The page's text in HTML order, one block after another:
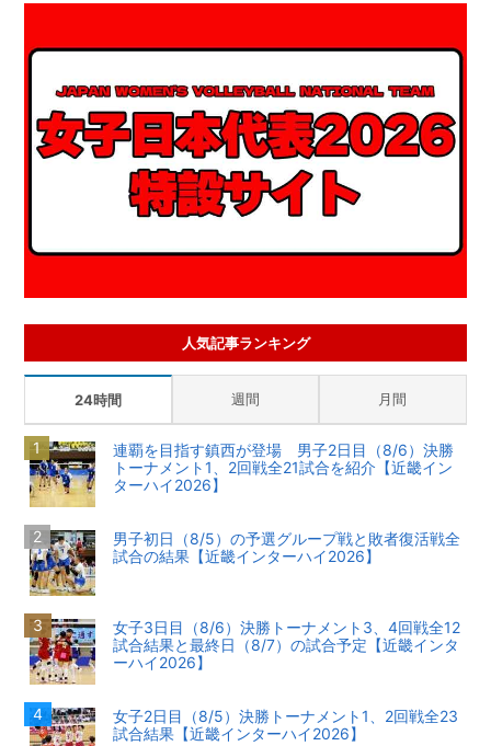
人気記事ランキング
24時間 週間 月間
連覇を目指す鎮西が登場 男子2日目（8/6）決勝
トーナメント1、2回戦全21試合を紹介【近畿イン
ターハイ2026】
男子初日（8/5）の予選グループ戦と敗者復活戦全
試合の結果【近畿インターハイ2026】
女子3日目（8/6）決勝トーナメント3、4回戦全12
試合結果と最終日（8/7）の試合予定【近畿インタ
ーハイ2026】
女子2日目（8/5）決勝トーナメント1、2回戦全23
試合結果【近畿インターハイ2026】